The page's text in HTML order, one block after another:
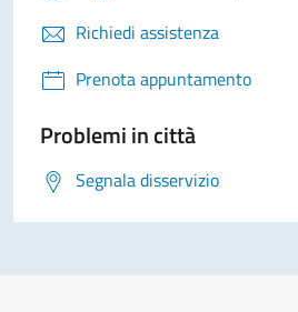
Richiedi assistenza
Prenota appuntamento
Problemi in città
Segnala disservizio